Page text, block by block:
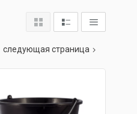
следующая страница